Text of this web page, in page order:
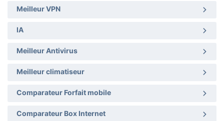
Meilleur VPN
IA
Meilleur Antivirus
Meilleur climatiseur
Comparateur Forfait mobile
Comparateur Box Internet